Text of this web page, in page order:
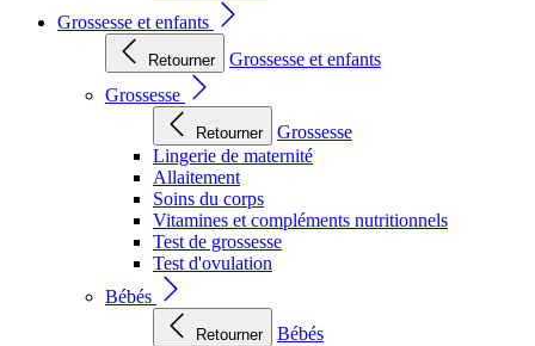
Grossesse et enfants
Retourner
Grossesse et enfants
Grossesse
Retourner
Grossesse
Lingerie de maternité
Allaitement
Soins du corps
Vitamines et compléments nutritionnels
Test de grossesse
Test d'ovulation
Bébés
Retourner
Bébés